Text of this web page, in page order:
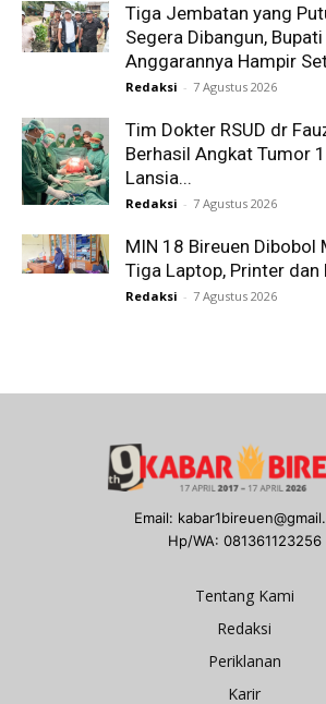
Tiga Jembatan yang
Segera Dibangun,
Anggarannya Hampir
Redaksi - 7 Agustus 2026
Tim Dokter RSUD dr
Berhasil Angkat Tumor
Lansia...
Redaksi - 7 Agustus 2026
MIN 18 Bireuen Dibobol
Tiga Laptop, Printer dan
Redaksi - 7 Agustus 2026
Email:
Hp/WA: 081361123256
Tentang Kami
Redaksi
Periklanan
Karir